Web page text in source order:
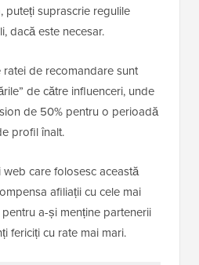
puteți suprascrie regulile
dacă este necesar.
de recomandare sunt
de către influenceri, unde
de 50% pentru o perioadă
profil înalt.
care folosesc această
afiliații cu cele mai
a-și menține partenerii
fericiți cu rate mai mari.